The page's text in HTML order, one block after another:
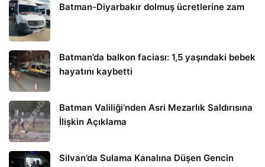
Batman-Diyarbakır dolmuş ücretlerine zam
Batman’da balkon faciası: 1,5 yaşındaki bebek
hayatını kaybetti
Batman Valiliği’nden Asri Mezarlık Saldırısına
İlişkin Açıklama
Silvan’da Sulama Kanalına Düşen Gencin